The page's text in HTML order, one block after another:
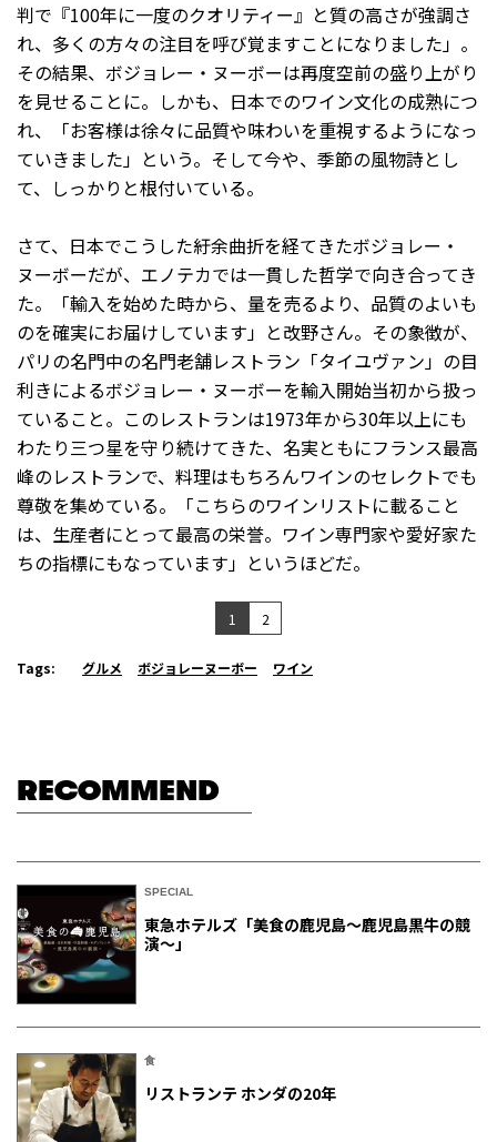
判で『100年に一度のクオリティー』と質の高さが強調さ
れ、多くの方々の注目を呼び覚ますことになりました」。
その結果、ボジョレー・ヌーボーは再度空前の盛り上がり
を見せることに。しかも、日本でのワイン文化の成熟につ
れ、「お客様は徐々に品質や味わいを重視するようになっ
ていきました」という。そして今や、季節の風物詩とし
て、しっかりと根付いている。
さて、日本でこうした紆余曲折を経てきたボジョレー・
ヌーボーだが、エノテカでは一貫した哲学で向き合ってき
た。「輸入を始めた時から、量を売るより、品質のよいも
のを確実にお届けしています」と改野さん。その象徴が、
パリの名門中の名門老舗レストラン「タイユヴァン」の目
利きによるボジョレー・ヌーボーを輸入開始当初から扱っ
ていること。このレストランは1973年から30年以上にも
わたり三つ星を守り続けてきた、名実ともにフランス最高
峰のレストランで、料理はもちろんワインのセレクトでも
尊敬を集めている。「こちらのワインリストに載ること
は、生産者にとって最高の栄誉。ワイン専門家や愛好家た
ちの指標にもなっています」というほどだ。
1 2
Tags: グルメ ボジョレーヌーボー ワイン
RECOMMEND
SPECIAL
東急ホテルズ「美食の鹿児島～鹿児島黒牛の競
演～」
食
リストランテ ホンダの20年